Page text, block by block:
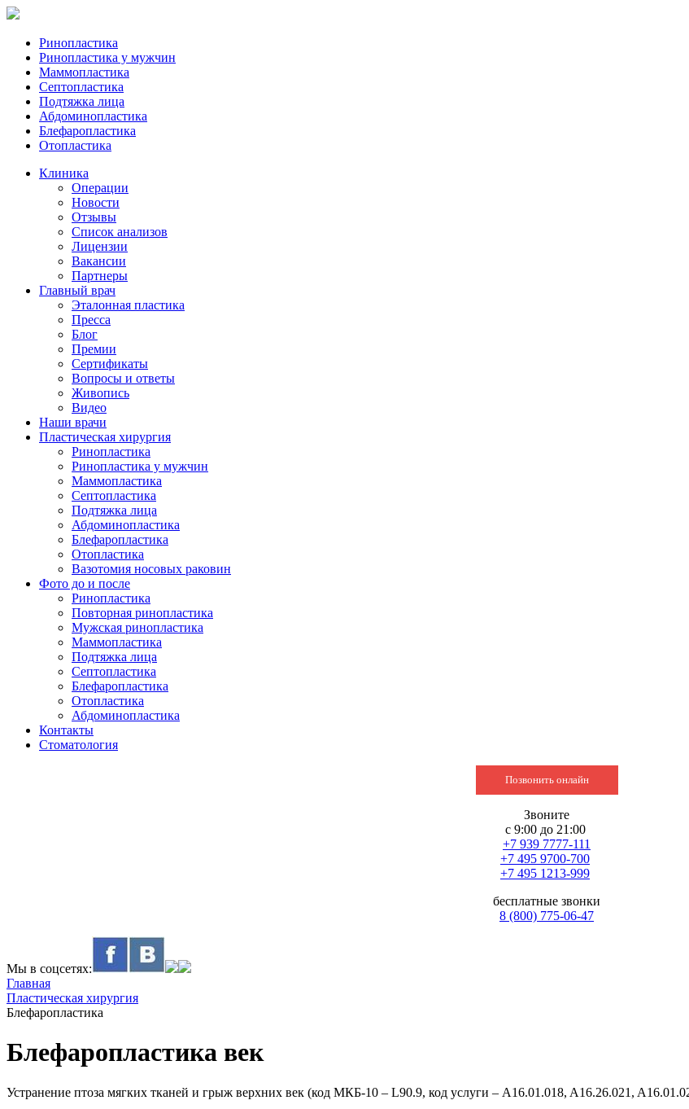
Ринопластика
Ринопластика у мужчин
Маммопластика
Септопластика
Подтяжка лица
Абдоминопластика
Блефаропластика
Отопластика
Клиника
Операции
Новости
Отзывы
Список анализов
Лицензии
Вакансии
Партнеры
Главный врач
Эталонная пластика
Пресса
Блог
Премии
Сертификаты
Вопросы и ответы
Живопись
Видео
Наши врачи
Пластическая хирургия
Ринопластика
Ринопластика у мужчин
Маммопластика
Септопластика
Подтяжка лица
Абдоминопластика
Блефаропластика
Отопластика
Вазотомия носовых раковин
Фото до и после
Ринопластика
Повторная ринопластика
Мужская ринопластика
Маммопластика
Подтяжка лица
Септопластика
Блефаропластика
Отопластика
Абдоминопластика
Контакты
Стоматология
Позвонить онлайн
Звоните
с 9:00 до 21:00
+7 939 7777-111
+7 495 9700-700
+7 495 1213-999
бесплатные звонки
8 (800) 775-06-47
Мы в соцсетях:
Главная
Пластическая хирургия
Блефаропластика
Блефаропластика век
Устранение птоза мягких тканей и грыж верхних век (код МКБ-10 – L90.9, код услуги – A16.01.018, A16.26.021,